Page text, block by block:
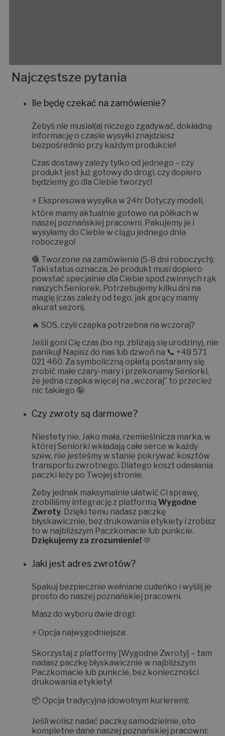
Najczęstsze pytania
Ile będę czekać na zamówienie?
Żebyś nie musiał(a) niczego zgadywać, dokładną
informację o czasie wysyłki znajdziesz
bezpośrednio przy każdym produkcie!
Czas dostawy zależy tylko od jednego – czy
produkt jest już gotowy do drogi, czy dopiero
będziemy go dla Ciebie tworzyć!
⚡ Ekspresowa wysyłka w 24h: Dotyczy modeli,
które mamy aktualnie gotowe na półkach w
naszej poznańskiej pracowni. Pakujemy je i
wysyłamy do Ciebie w ciągu jednego dnia
roboczego!
🧶 Tworzone na zamówienie (5-8 dni roboczych):
Taki status oznacza, że produkt musi dopiero
powstać specjalnie dla Ciebie spod zwinnych rąk
naszych Seniorek. Potrzebujemy kilku dni na
magię (czas zależy od tego, jak gorący mamy
akurat sezon).
🔥 SOS, czyli czapka potrzebna na wczoraj?
Jeśli goni Cię czas (bo np. zbliżają się urodziny), nie
panikuj! Napisz do nas lub dzwoń na 📞 +48 571
021 460. Za symboliczną opłatą postaramy się
zrobić małe czary-mary i przekonamy Seniorki,
że jedna czapka więcej na „wczoraj” to przecież
nic takiego 🤪
Czy zwroty są darmowe?
Niestety nie. Jako mała, rzemieślnicza marka, w
której Seniorki wkładają całe serce w każdy
szew, nie jesteśmy w stanie pokrywać kosztów
transportu zwrotnego. Dlatego koszt odesłania
paczki leży po Twojej stronie.
Żeby jednak maksymalnie ułatwić Ci sprawę,
zrobiliśmy integrację z platformą Wygodne
Zwroty. Dzięki temu nadasz paczkę
błyskawicznie, bez drukowania etykiety i zrobisz
to w najbliższym Paczkomacie lub punkcie.
Dziękujemy za zrozumienie!🫶
Jaki jest adres zwrotów?
Spakuj bezpiecznie wełniane cudeńko i wyślij je
prosto do naszej poznańskiej pracowni.
Masz do wyboru dwie drogi:
⚡ Opcja najwygodniejsza:
Skorzystaj z platformy [Wygodne Zwroty] – tam
nadasz paczkę błyskawicznie w najbliższym
Paczkomacie lub punkcie, bez konieczności
drukowania etykiety!
📦 Opcja tradycyjna (dowolnym kurierem):
Jeśli wolisz nadać paczkę samodzielnie, oto
kompletne dane naszej poznańskiej pracowni: